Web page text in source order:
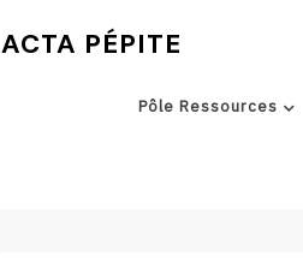
ACTA PÉPITE
Pôle Ressources